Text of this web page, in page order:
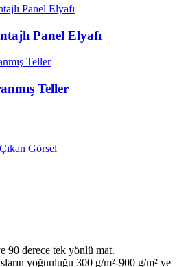
Panel Elyafı
Teller
90 derece tek yönlü mat.
yoğunluğu 300 g/m²-900 g/m² ve